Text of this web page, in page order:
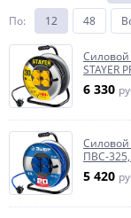
По: 12 48
Силовой
STAYER
6 330
Силовой
ПВС-
5 420